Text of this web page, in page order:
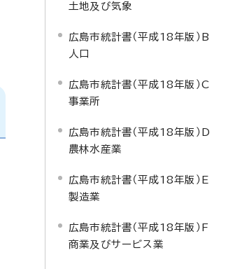
土地及び気象
広島市統計書（平成18年版）B
人口
広島市統計書（平成18年版）C
事業所
広島市統計書（平成18年版）D
農林水産業
広島市統計書（平成18年版）E
製造業
広島市統計書（平成18年版）F
商業及びサービス業